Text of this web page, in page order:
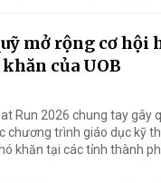
mở rộng cơ hội
của UOB
Run 2026 chung tay gây
chương trình giáo dục kỹ
khăn tại các tỉnh thành